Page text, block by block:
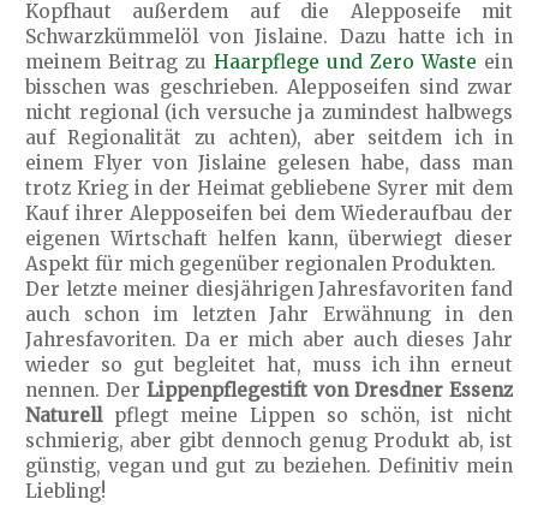
Kopfhaut außerdem auf die Alepposeife mit
Schwarzkümmelöl von Jislaine. Dazu hatte ich in
meinem Beitrag zu Haarpflege und Zero Waste ein
bisschen was geschrieben. Alepposeifen sind zwar
nicht regional (ich versuche ja zumindest halbwegs
auf Regionalität zu achten), aber seitdem ich in
einem Flyer von Jislaine gelesen habe, dass man
trotz Krieg in der Heimat gebliebene Syrer mit dem
Kauf ihrer Alepposeifen bei dem Wiederaufbau der
eigenen Wirtschaft helfen kann, überwiegt dieser
Aspekt für mich gegenüber regionalen Produkten.
Der letzte meiner diesjährigen Jahresfavoriten fand
auch schon im letzten Jahr Erwähnung in den
Jahresfavoriten. Da er mich aber auch dieses Jahr
wieder so gut begleitet hat, muss ich ihn erneut
nennen. Der Lippenpflegestift von Dresdner Essenz
Naturellpflegt meine Lippen so schön, ist nicht
schmierig, aber gibt dennoch genug Produkt ab, ist
günstig, vegan und gut zu beziehen. Definitiv mein
Liebling!